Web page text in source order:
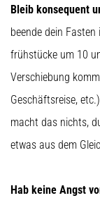
Bleib konsequent
beende dein
frühstücke um 10
Verschiebung
Geschäftsreise,
macht das nichts,
etwas aus dem
Hab keine Angst